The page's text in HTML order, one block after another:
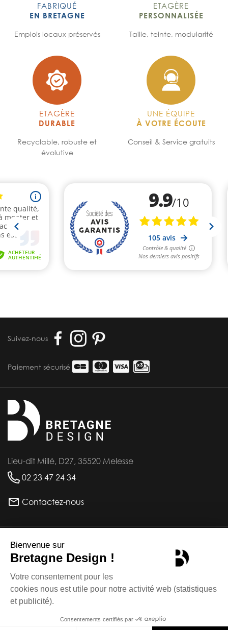
FABRIQUÉ
EN BRETAGNE
Emplois locaux préservés
ETAGÈRE
PERSONNALISÉE
Taille, teinte, modularité
ETAGÈRE
DURABLE
Recyclable, robuste et
évolutive
UNE ÉQUIPE
À VOTRE ÉCOUTE
Conseil & Service gratuits
Suivez-nous
Paiement sécurisé
Lieu-dit Millé, D27, 35520 Melesse
02 23 47 24 34
Contactez-nous
INFORMATIONS
PRODUITS
Mentions légales - CGU -
©bretagne-design.fr